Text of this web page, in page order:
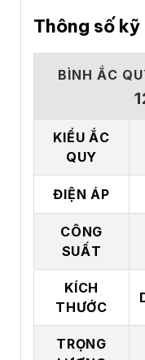
Thông số
BÌNH ẮC
KIỂU ẮC
QUY
ĐIỆN ÁP
CÔNG
SUẤT
KÍCH
THƯỚC
TRỌNG